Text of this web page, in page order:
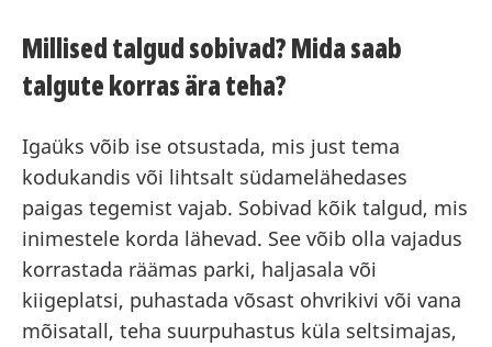
Millised talgud sobivad? Mida saab
talgute korras ära teha?
Igaüks võib ise otsustada, mis just tema
kodukandis või lihtsalt südamelähedases
paigas tegemist vajab. Sobivad kõik talgud, mis
inimestele korda lähevad. See võib olla vajadus
korrastada räämas parki, haljasala või
kiigeplatsi, puhastada võsast ohvrikivi või vana
mõisatall, teha suurpuhastus küla seltsimajas,